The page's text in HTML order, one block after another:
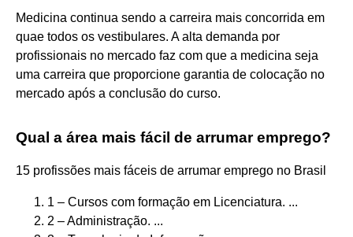
Medicina continua sendo a carreira mais concorrida em
quae todos os vestibulares. A alta demanda por
profissionais no mercado faz com que a medicina seja
uma carreira que proporcione garantia de colocação no
mercado após a conclusão do curso.
Qual a área mais fácil de arrumar emprego?
15 profissões mais fáceis de arrumar emprego no Brasil
1 – Cursos com formação em Licenciatura. ...
2 – Administração. ...